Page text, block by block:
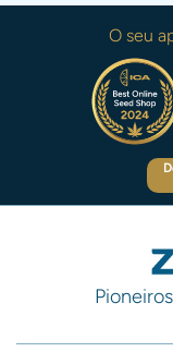
O seu